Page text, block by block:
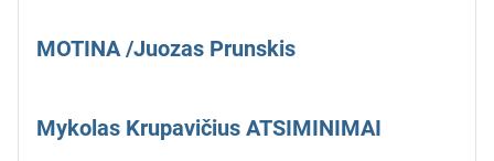
MOTINA /Juozas Prunskis
Mykolas Krupavičius ATSIMINIMAI